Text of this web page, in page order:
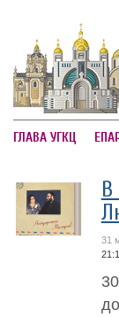
ГЛАВА УГКЦ
В
31